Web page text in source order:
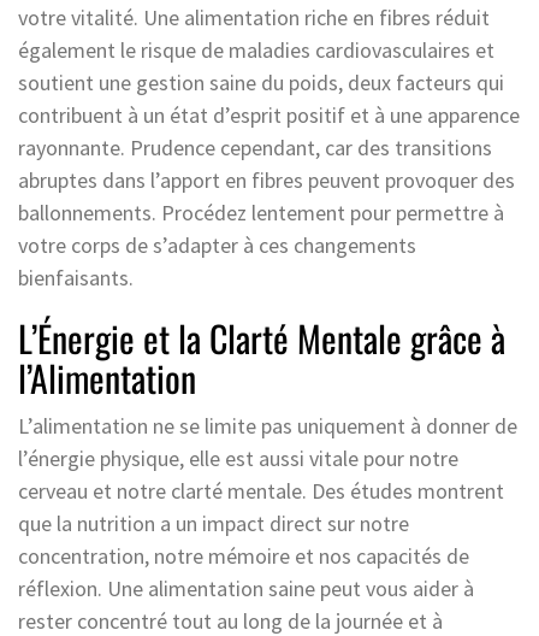
votre vitalité. Une alimentation riche en fibres réduit
également le risque de maladies cardiovasculaires et
soutient une gestion saine du poids, deux facteurs qui
contribuent à un état d’esprit positif et à une apparence
rayonnante. Prudence cependant, car des transitions
abruptes dans l’apport en fibres peuvent provoquer des
ballonnements. Procédez lentement pour permettre à
votre corps de s’adapter à ces changements
bienfaisants.
L’Énergie et la Clarté Mentale grâce à
l’Alimentation
L’alimentation ne se limite pas uniquement à donner de
l’énergie physique, elle est aussi vitale pour notre
cerveau et notre clarté mentale. Des études montrent
que la nutrition a un impact direct sur notre
concentration, notre mémoire et nos capacités de
réflexion. Une alimentation saine peut vous aider à
rester concentré tout au long de la journée et à